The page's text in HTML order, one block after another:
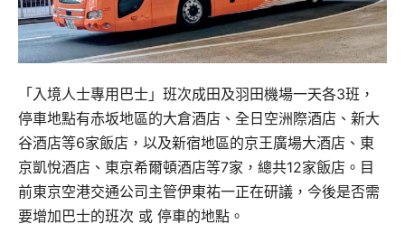
「入境人士專用巴士」班次成田及羽田機場一天各3班，
停車地點有赤坂地區的大倉酒店、全日空洲際酒店、新大
谷酒店等6家飯店，以及新宿地區的京王廣場大酒店、東
京凱悅酒店、東京希爾頓酒店等7家，總共12家飯店。目
前東京空港交通公司主管伊東祐一正在研議，今後是否需
要增加巴士的班次 或 停車的地點。